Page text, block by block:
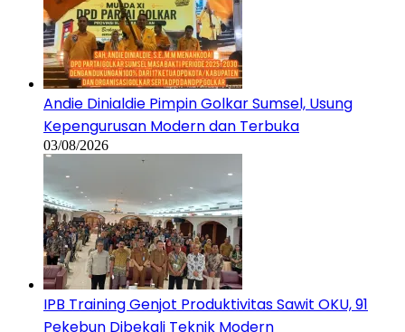
Andie Dinialdie Pimpin Golkar Sumsel, Usung
Kepengurusan Modern dan Terbuka
03/08/2026
IPB Training Genjot Produktivitas Sawit OKU, 91
Pekebun Dibekali Teknik Modern